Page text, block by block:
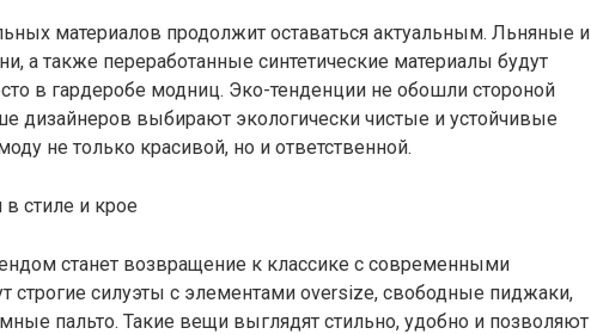
материалов продолжит оставаться актуальным. Льняные и
а также переработанные синтетические материалы будут
в гардеробе модниц. Эко-тенденции не обошли стороной
дизайнеров выбирают экологически чистые и устойчивые
не только красивой, но и ответственной.
стиле и крое
станет возвращение к классике с современными
строгие силуэты с элементами oversize, свободные пиджаки,
пальто. Такие вещи выглядят стильно, удобно и позволяют